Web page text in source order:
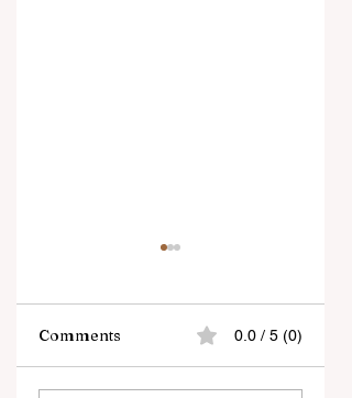
Comments 0.0 / 5 (0)